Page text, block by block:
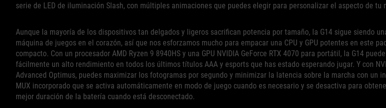
serie de LED de iluminación Slash, con múltiples animaciones que puedes elegir para personalizar el aspecto de tu
Aunque la mayoría de los dispositivos tan delgados y ligeros sacrifican potencia por tamaño, la G14 sigue siendo
máquina de juegos en el corazón, así que nos esforzamos mucho para empacar una CPU y GPU potentes en este
compacto. Con un procesador AMD Ryzen 9 8940HS y una GPU NVIDIA GeForce RTX 4070 para portátil, la G14
fácilmente un alto rendimiento en todos los últimos títulos AAA y esports que has estado esperando jugar. Y con
Advanced Optimus, puedes maximizar los fotogramas por segundo y minimizar la latencia sobre la marcha con un
MUX incorporado que se activa automáticamente en modo de juego cuando es necesario y se desactiva para
mejor duración de la batería cuando está desconectado.